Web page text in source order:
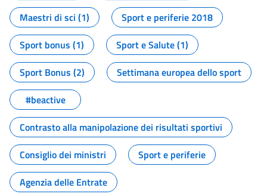
Maestri di sci (1)
Sport e periferie 2018
Sport bonus (1)
Sport e Salute (1)
Sport Bonus (2)
Settimana europea dello sport
#beactive
Contrasto alla manipolazione dei risultati sportivi
Consiglio dei ministri
Sport e periferie
Agenzia delle Entrate